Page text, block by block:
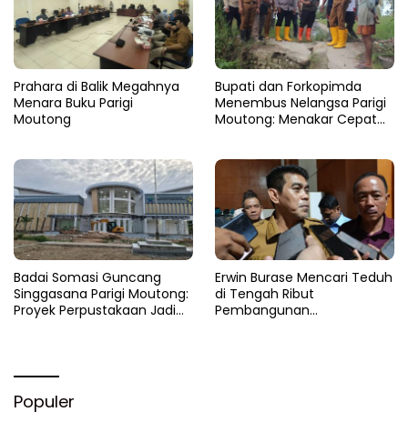
Prahara di Balik Megahnya
Menara Buku Parigi
Moutong
​Bupati dan Forkopimda
Menembus Nelangsa Parigi
Moutong: Menakar Cepat
Badai Somasi Guncang
Singgasana Parigi Moutong:
Proyek Perpustakaan Jadi
Erwin Burase Mencari Teduh
di Tengah Ribut
Pembangunan
Populer